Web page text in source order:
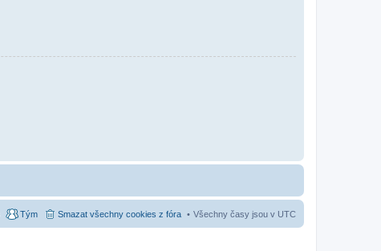
Všechny časy jsou v UTC
Smazat všechny cookies z fóra
Tým